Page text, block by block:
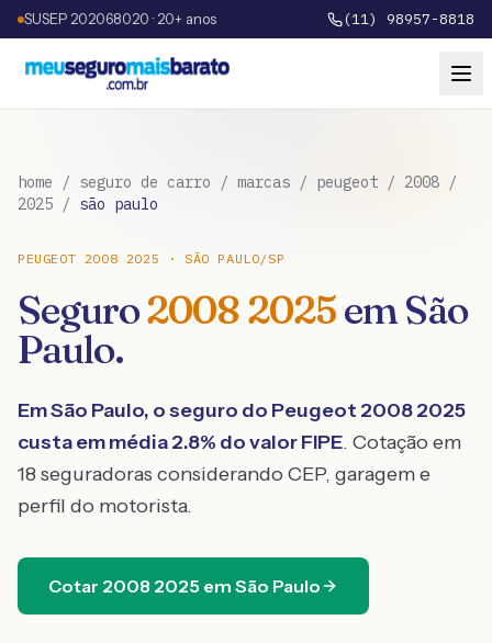
SUSEP 202068020 · 20+ anos (11) 98957-8818
home / seguro de carro / marcas / peugeot / 2008 /
2025 / são paulo
PEUGEOT 2008 2025 ·SÃO PAULO/SP
Seguro20082025emSão
Paulo.
EmSão Paulo, o seguro do Peugeot 20082025
custa em média2.8% do valor FIPE. Cotação em
18 seguradoras considerando CEP, garagem e
perfil do motorista.
Cotar 2008 2025 em São Paulo